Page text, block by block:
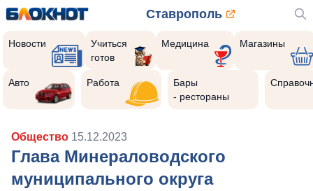
Ставрополь
Новости
Учиться
готов
Медицина Магазины
Авто Работа
Бары
- рестораны
Общество 15.12.2023
Глава Минераловодского
муниципального округа